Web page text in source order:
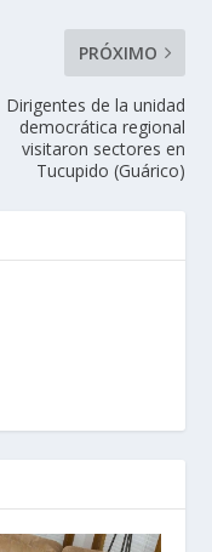
PRÓXIMO
Dirigentes de la unidad
democrática regional
visitaron sectores en
Tucupido (Guárico)